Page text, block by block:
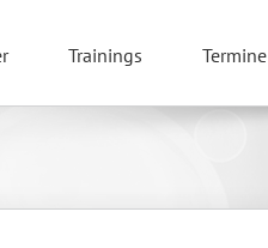
Trainings Termine